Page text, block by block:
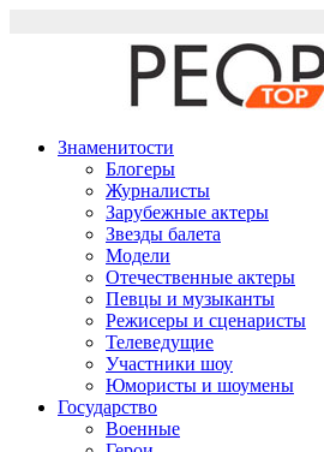
Знаменитости
Блогеры
Журналисты
Зарубежные актеры
Звезды балета
Модели
Отечественные актеры
Певцы и музыканты
Режисеры и сценаристы
Телеведущие
Участники шоу
Юмористы и шоумены
Государство
Военные